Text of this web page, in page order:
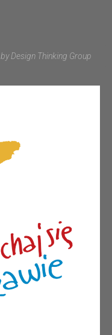
by Design Thinking Group